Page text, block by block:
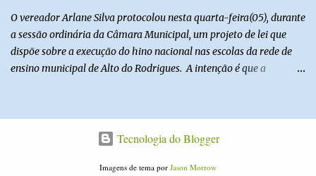
O vereador Arlane Silva protocolou nesta quarta-feira(05), durante
a sessão ordinária da Câmara Municipal, um projeto de lei que
dispõe sobre a execução do hino nacional nas escolas da rede de
ensino municipal de Alto do Rodrigues. A intenção é que a
nacionais e da formação da cidadania. O projeto prevê ainda que
a execução do hino nacional ocorra uma vez por semana, em dia
previsto também que as escolas da rede de ensino público
Tecnologia do Blogger
Imagens de tema por Jason Morrow